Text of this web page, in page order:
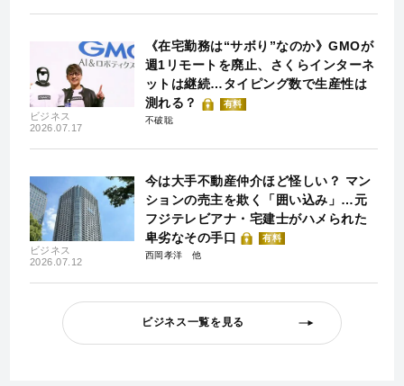
ビジネス
2026.07.17
《在宅勤務は“サボり”なのか》GMOが
週1リモートを廃止、さくらインターネ
ットは継続…タイピング数で生産性は
測れる？
有料
不破聡
ビジネス
2026.07.12
今は大手不動産仲介ほど怪しい？ マン
ションの売主を欺く「囲い込み」…元
フジテレビアナ・宅建士がハメられた
卑劣なその手口
有料
西岡孝洋
ビジネス一覧を見る